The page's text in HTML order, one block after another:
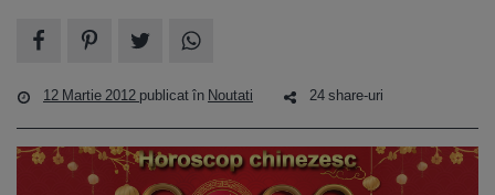
12 Martie 2012 publicat în Noutati 24 share-uri